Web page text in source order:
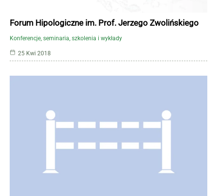
Konferencje, seminaria, szkolenia i wykłady
Forum Hipologiczne im. Prof. Jerzego Zwolińskiego
25 Kwi 2018